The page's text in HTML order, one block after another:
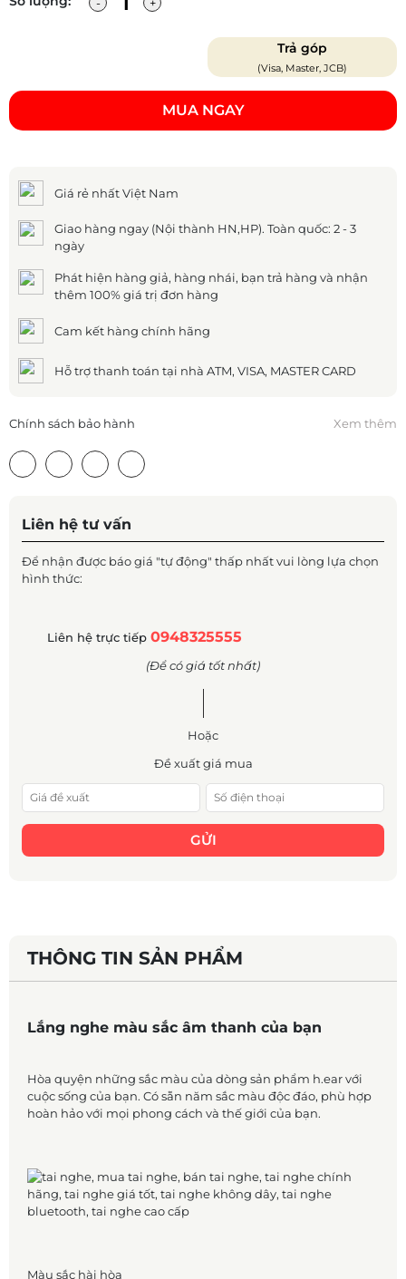
Trả góp
(Visa, Master, JCB)
MUA NGAY
Giá rẻ nhất Việt Nam
Giao hàng ngay (Nội thành HN,HP). Toàn quốc: 2 - 3
ngày
Phát hiện hàng giả, hàng nhái, bạn trả hàng và nhận
thêm 100% giá trị đơn hàng
Cam kết hàng chính hãng
Hỗ trợ thanh toán tại nhà ATM, VISA, MASTER CARD
Chính sách bảo hành Xem thêm
Liên hệ tư vấn
Để nhận được báo giá "tự động" thấp nhất vui lòng lựa chọn
hình thức:
Liên hệ trực tiếp 0948325555
(Để có giá tốt nhất)
Hoặc
Đề xuất giá mua
GỬI
THÔNG TIN SẢN PHẨM
Lắng nghe màu sắc âm thanh của bạn
Hòa quyện những sắc màu của dòng sản phẩm h.ear với
cuộc sống của bạn. Có sẵn năm sắc màu độc đáo, phù hợp
hoàn hảo với mọi phong cách và thế giới của bạn.
Màu sắc hài hòa